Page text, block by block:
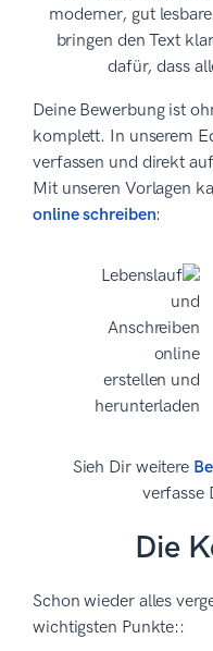
moderner, gut
bringen den Text
dafür, dass
Deine Bewerbung ist
komplett. In unserem
verfassen und direkt
Mit unseren Vorlagen
online schreiben:
Sieh Dir weitere
verfasse
Die
Schon wieder alles
wichtigsten Punkte::